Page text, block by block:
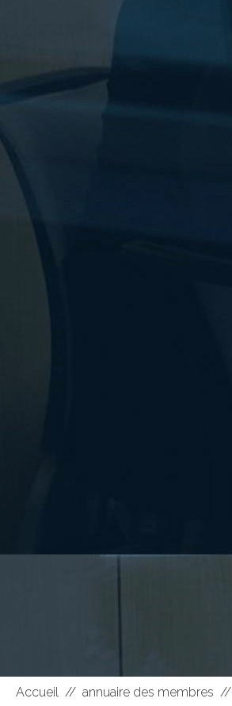
Accueil // annuaire des membres //